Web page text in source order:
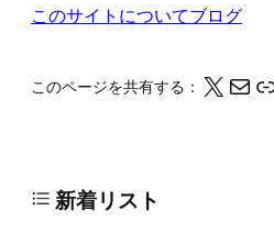
このサイトについてブログ
このページを共有する： X メール このページの情報をクリップ
新着リスト